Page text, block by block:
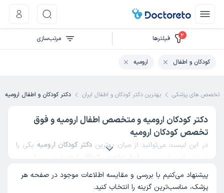
تخصص های پزشکی بهترین دکتر کودکان و اطفال ایران دکتر کودکان و اطفال ارومیه
دکتر کودکان ارومیه و متخصص اطفال ارومیه و فوق
تخصص کودکان ارومیه
در این لیست می‌توانید از میان بهتریندکتر کودکان ارومیه یکی را
کودک‌تان را توسط یک
متخصص اطفال ارومیه
ویزیت کنید. لیست
پزشکان فوق تخصص کودکان در ارومیه در دکترتو لیست جامع و
پیشنهاد می‌کنیم با بررسی و مقایسه اطلاعات موجود در صفحه هر
پزشک، مناسب‌ترین گزینه را انتخاب کنید.
2 فیلتر‌ها مرتب‌سازی
کودکان و اطفال ارومیه